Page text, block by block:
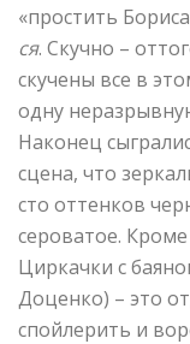
«простить
ся. Скучно –
скучены все в
одну
Наконец
сцена, что
сто оттенков
сероватое.
Циркачки с
Доценко) – это
спойлерить и